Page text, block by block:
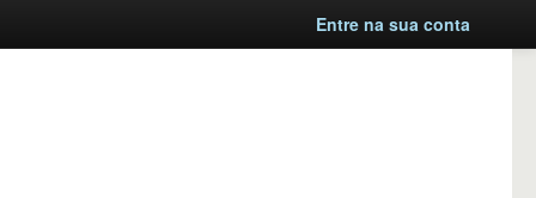
Entre na sua conta